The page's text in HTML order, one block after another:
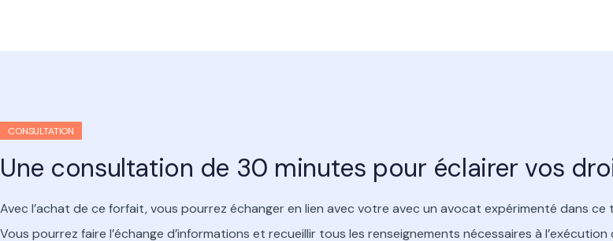
CONSULTATION
Une consultation de 30 minutes pour éclairer vos
Avec l’achat de ce forfait, vous pourrez échanger en lien avec votre avec un avocat expérimenté dans
Vous pourrez faire l’échange d’informations et recueillir tous les renseignements nécessaires à